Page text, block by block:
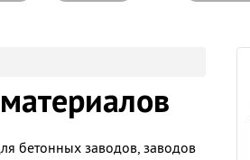
бетонных заводов, заводов